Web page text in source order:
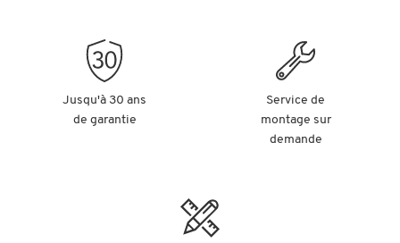
Jusqu'à 30 ans
de garantie
Service de
montage sur
demande